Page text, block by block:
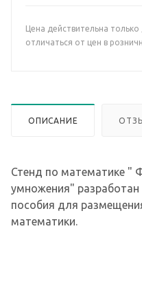
Цена действительна
отличаться от цен в
ОПИСАНИЕ
Стенд по математике "
умножения" разработан
пособия для
математики.